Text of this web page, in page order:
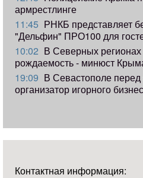
армрестлинге
11:45 РНКБ представляет
"Дельфин" ПРО100 для
10:02 В Северных
рождаемость - минюст
19:09 В Севастополе перед
организатор игорного
Контактная информация: